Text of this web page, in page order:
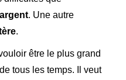
. Une autre
.
être le plus grand
tous les temps. Il veut